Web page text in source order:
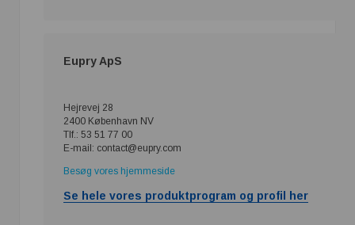
Eupry ApS
Hejrevej 28
2400 København NV
Tlf.: 53 51 77 00
E-mail: contact@eupry.com
Besøg vores hjemmeside
Se hele vores produktprogram og profil her